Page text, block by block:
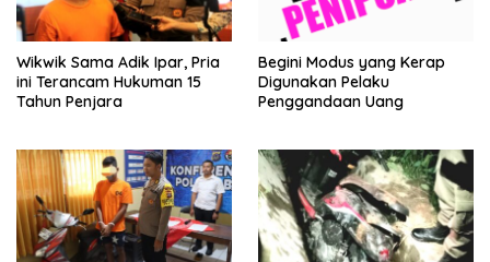
Wikwik Sama Adik Ipar, Pria
ini Terancam Hukuman 15
Tahun Penjara
Begini Modus yang Kerap
Digunakan Pelaku
Penggandaan Uang